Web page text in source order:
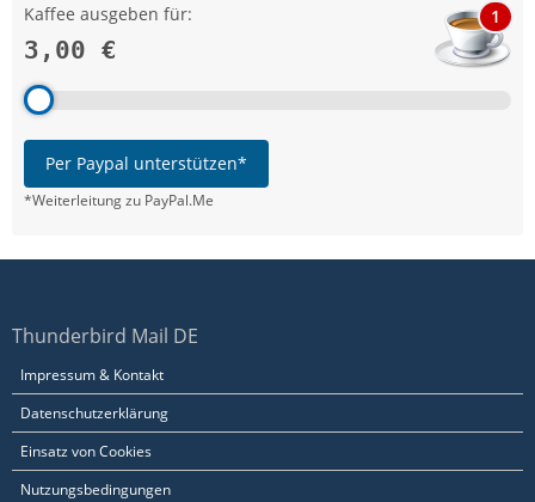
Kaffee ausgeben für:
3,00 €
1
Per Paypal unterstützen*
*Weiterleitung zu PayPal.Me
Thunderbird Mail DE
Impressum & Kontakt
Datenschutzerklärung
Einsatz von Cookies
Nutzungsbedingungen